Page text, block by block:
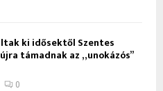
ki idősektől Szentes
támadnak az „unokázós”
0